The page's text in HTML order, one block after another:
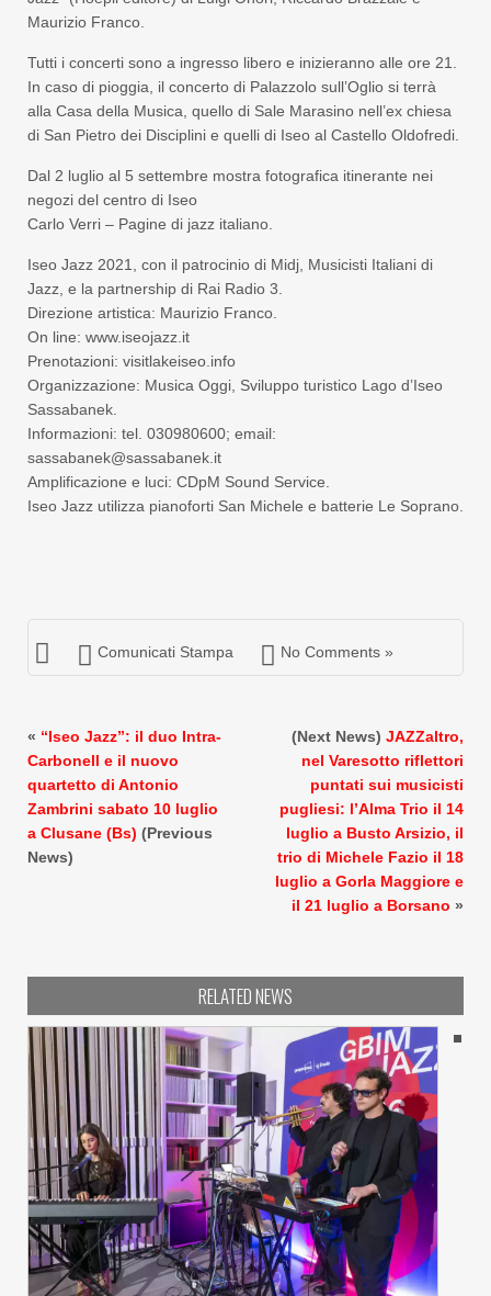
Maurizio Franco.
Tutti i concerti sono a ingresso libero e inizieranno alle ore 21.
In caso di pioggia, il concerto di Palazzolo sull’Oglio si terrà
alla Casa della Musica, quello di Sale Marasino nell’ex chiesa
di San Pietro dei Disciplini e quelli di Iseo al Castello Oldofredi.
Dal 2 luglio al 5 settembre mostra fotografica itinerante nei
negozi del centro di Iseo
Carlo Verri – Pagine di jazz italiano.
Iseo Jazz 2021, con il patrocinio di Midj, Musicisti Italiani di
Jazz, e la partnership di Rai Radio 3.
Direzione artistica: Maurizio Franco.
On line: www.iseojazz.it
Prenotazioni: visitlakeiseo.info
Organizzazione: Musica Oggi, Sviluppo turistico Lago d’Iseo
Sassabanek.
Informazioni: tel. 030980600; email:
sassabanek@sassabanek.it
Amplificazione e luci: CDpM Sound Service.
Iseo Jazz utilizza pianoforti San Michele e batterie Le Soprano.
Comunicati Stampa No Comments »
« “Iseo Jazz”: il duo Intra-
Carbonell e il nuovo
quartetto di Antonio
Zambrini sabato 10 luglio
a Clusane (Bs) (Previous
News)
(Next News) JAZZaltro,
nel Varesotto riflettori
puntati sui musicisti
pugliesi: l’Alma Trio il 14
luglio a Busto Arsizio, il
trio di Michele Fazio il 18
luglio a Gorla Maggiore e
il 21 luglio a Borsano »
RELATED NEWS